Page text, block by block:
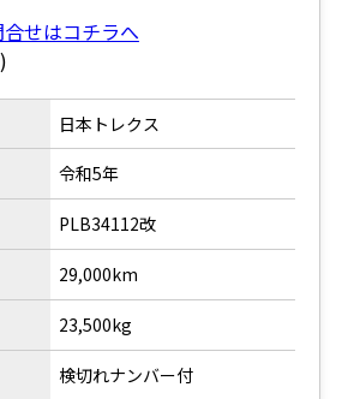
せはコチラへ
日本トレクス
令和5年
PLB34112改
29,000km
23,500kg
検切れナンバー付